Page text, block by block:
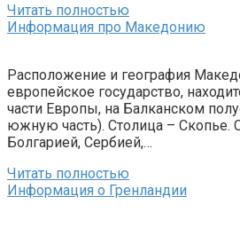
Читать полностью
Информация про Македонию
Расположение и география
европейское государство,
части Европы, на Балканском
южную часть). Столица – Скопье.
Болгарией, Сербией,…
Читать полностью
Информация о Гренландии